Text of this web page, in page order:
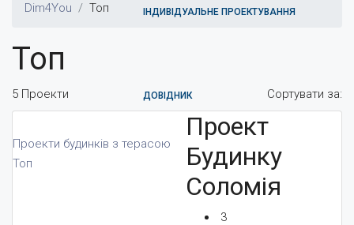
ІНДИВІДУАЛЬНЕ ПРОЕКТУВАННЯ
ДОВІДНИК
ПАРТНЕРИ
Dim4You Топ
Топ
5 Проекти Сортувати за:
Проекти будинків з терасою
Топ
Проект
Будинку
Соломія
3